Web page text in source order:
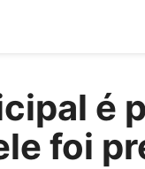
é
foi